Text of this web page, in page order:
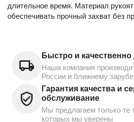
длительное время. Материал
обеспечивать прочный захват без
Быстро и качественно
Наша компания
России и ближнему
Гарантия качества и
обслуживание
Мы предлагаем только те
которых мы уверены